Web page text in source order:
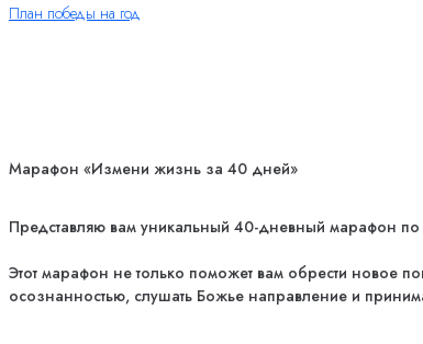
План победы на год
Марафон «Измени жизнь за 40 дней»
Представляю вам уникальный 40-дневный марафон по
Этот марафон не только поможет вам обрести новое
осознанностью, слушать Божье направление и